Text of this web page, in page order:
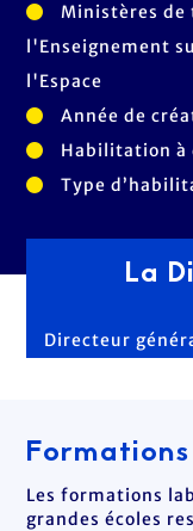
Ministères
l'Enseignement
l'Espace
Année de
Habilitation à
Type
La
Directeur
Formations
Les formations
grandes écoles